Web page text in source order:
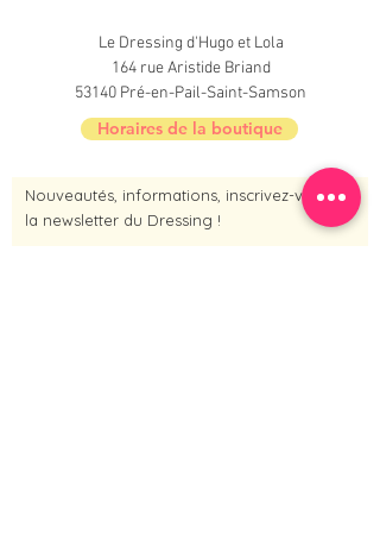
Le Dressing d'Hugo et Lola
164 rue Aristide Briand
53140 Pré-en-Pail-Saint-Samson
Horaires de la boutique
Nouveautés, informations, inscrivez-vous à
la newsletter du Dressing !